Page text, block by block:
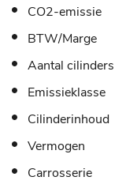
CO2-emissie
BTW/Marge
Aantal cilinders
Emissieklasse
Cilinderinhoud
Vermogen
Carrosserie